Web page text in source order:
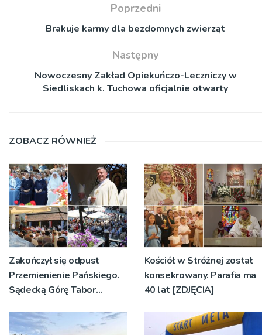
Poprzedni
Brakuje karmy dla bezdomnych zwierząt
Następny
Nowoczesny Zakład Opiekuńczo-Leczniczy w
Siedliskach k. Tuchowa oficjalnie otwarty
ZOBACZ RÓWNIEŻ
Zakończył się odpust
Przemienienie Pańskiego.
Sądecką Górę Tabor
pielgrzymów
Kościół w Stróżnej został
konsekrowany. Parafia ma
40 lat [ZDJĘCIA]